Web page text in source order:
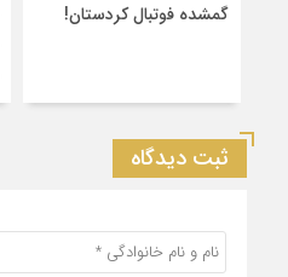
گمشده فوتبال کردستان!
ثبت دیدگاه